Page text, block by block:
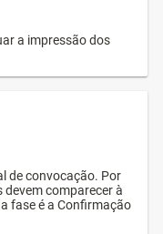
a impressão dos
de convocação. Por
comparecer à
fase é a Confirmação